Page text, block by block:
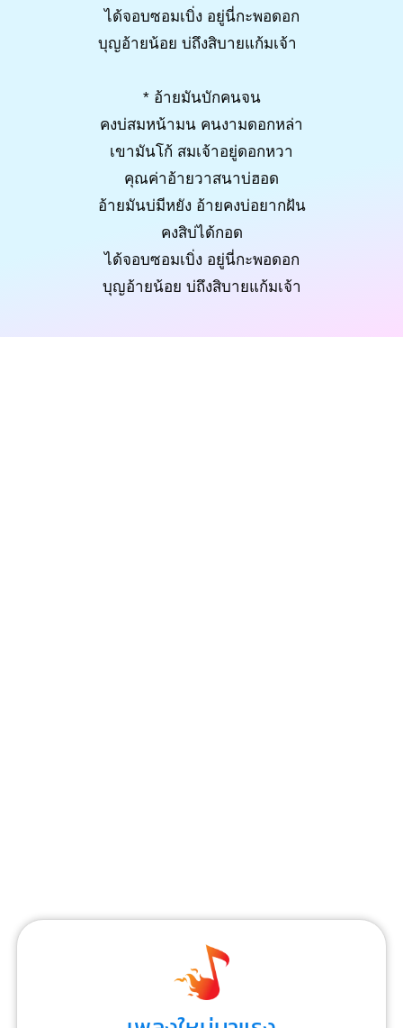
ได้จอบซอมเบิ่ง อยู่นี่กะพอดอก
บุญอ้ายน้อย บ่ถึงสิบายแก้มเจ้า
* อ้ายมันบักคนจน
คงบ่สมหน้ามน คนงามดอกหล่า
เขามันโก้ สมเจ้าอยู่ดอกหวา
คุณค่าอ้ายวาสนาบ่ฮอด
อ้ายมันบ่มีหยัง อ้ายคงบ่อยากฝัน
คงสิบ่ได้กอด
ได้จอบซอมเบิ่ง อยู่นี่กะพอดอก
บุญอ้ายน้อย บ่ถึงสิบายแก้มเจ้า